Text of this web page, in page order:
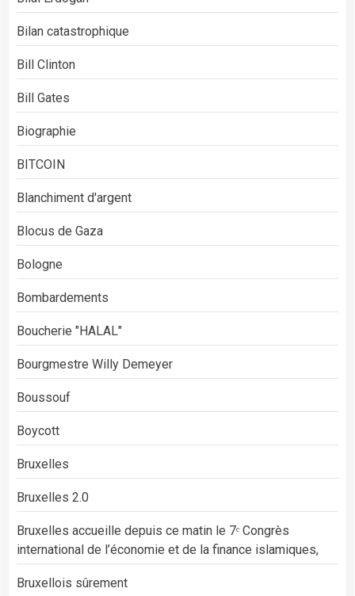
Bilan catastrophique
Bill Clinton
Bill Gates
Biographie
BITCOIN
Blanchiment d'argent
Blocus de Gaza
Bologne
Bombardements
Boucherie "HALAL"
Bourgmestre Willy Demeyer
Boussouf
Boycott
Bruxelles
Bruxelles 2.0
Bruxelles accueille depuis ce matin le 7ᵉ Congrès
international de l’économie et de la finance islamiques,
Bruxellois sûrement